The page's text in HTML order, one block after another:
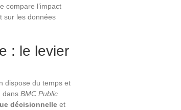
compare l’impact
sur les données
: le levier
dispose du temps et
dans BMC Public
décisionnelle et